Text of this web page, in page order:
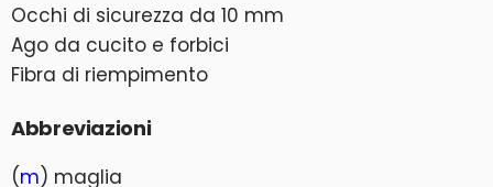
Occhi di sicurezza da 10 mm
Ago da cucito e forbici
Fibra di riempimento
Abbreviazioni
(m) maglia